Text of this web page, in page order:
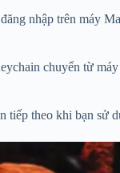
nhập trên máy
chuyển từ
theo khi bạn sử